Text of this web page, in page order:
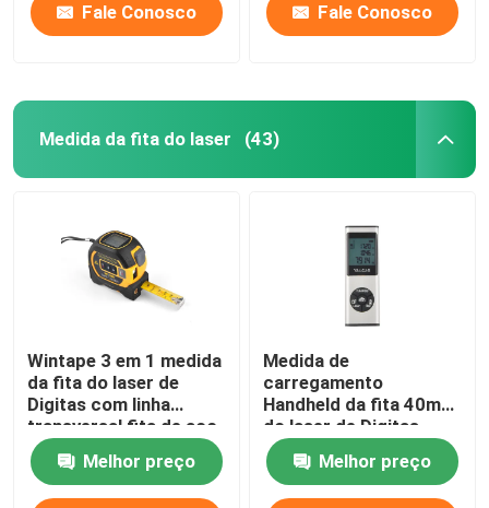
Fale Conosco Fale Conosco
Medida da fita do laser (43)
Wintape 3 em 1 medida
da fita do laser de
Digitas com linha
transversal fita de aço
tradicional do laser
Melhor preço
Medida de
carregamento
Handheld da fita 40m
do laser de Digitas
para a renovação
interna da casa
Melhor preço